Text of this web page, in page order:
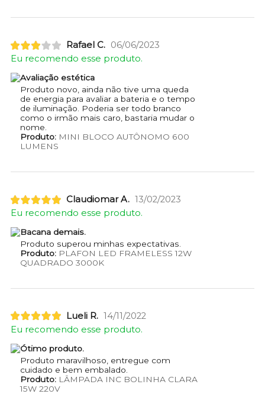
Rafael C. 06/06/2023
Eu recomendo esse produto.
Avaliação estética
Produto novo, ainda não tive uma queda
de energia para avaliar a bateria e o tempo
de iluminação. Poderia ser todo branco
como o irmão mais caro, bastaria mudar o
nome.
Produto:MINI BLOCO AUTÔNOMO 600
LUMENS
Claudiomar A. 13/02/2023
Eu recomendo esse produto.
Bacana demais.
Produto superou minhas expectativas.
Produto:PLAFON LED FRAMELESS 12W
QUADRADO 3000K
Lueli R. 14/11/2022
Eu recomendo esse produto.
Ótimo produto.
Produto maravilhoso, entregue com
cuidado e bem embalado.
Produto:LÂMPADA INC BOLINHA CLARA
15W 220V